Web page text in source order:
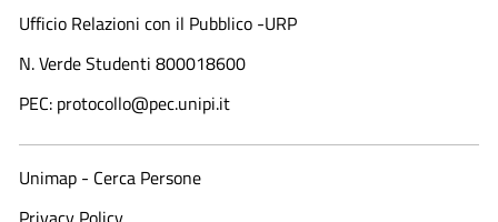
Ufficio Relazioni con il Pubblico -URP
N. Verde Studenti 800018600​
PEC: protocollo@pec.unipi.it
Unimap - Cerca Persone